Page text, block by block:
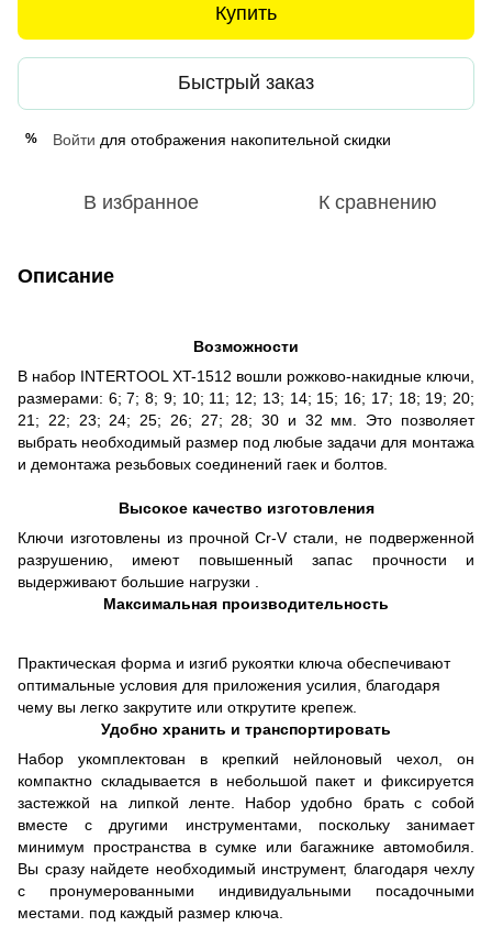
Купить
Быстрый заказ
% Войти для отображения накопительной скидки
В избранное К сравнению
Описание
Возможности
В набор INTERTOOL XT-1512 вошли рожково-накидные ключи,
размерами: 6; 7; 8; 9; 10; 11; 12; 13; 14; 15; 16; 17; 18; 19; 20;
21; 22; 23; 24; 25; 26; 27; 28; 30 и 32 мм. Это позволяет
выбрать необходимый размер под любые задачи для монтажа
и демонтажа резьбовых соединений гаек и болтов.
Высокое качество изготовления
Ключи изготовлены из прочной Cr-V стали, не подверженной
разрушению, имеют повышенный запас прочности и
выдерживают большие нагрузки .
Максимальная производительность
Практическая форма и изгиб рукоятки ключа обеспечивают
оптимальные условия для приложения усилия, благодаря
чему вы легко закрутите или открутите крепеж.
Удобно хранить и транспортировать
Набор укомплектован в крепкий нейлоновый чехол, он
компактно складывается в небольшой пакет и фиксируется
застежкой на липкой ленте. Набор удобно брать с собой
вместе с другими инструментами, поскольку занимает
минимум пространства в сумке или багажнике автомобиля.
Вы сразу найдете необходимый инструмент, благодаря чехлу
с пронумерованными индивидуальными посадочными
местами. под каждый размер ключа.